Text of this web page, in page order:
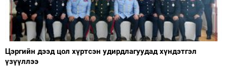
Цэргийн дээд цол хүртсэн удирдлагуудад хүндэтгэл
үзүүллээ